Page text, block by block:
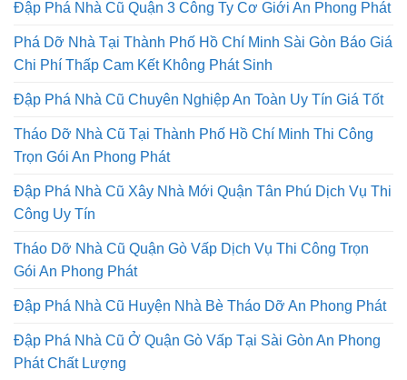
Đập Phá Nhà Cũ Quận 3 Công Ty Cơ Giới An Phong Phát
Phá Dỡ Nhà Tại Thành Phố Hồ Chí Minh Sài Gòn Báo Giá
Chi Phí Thấp Cam Kết Không Phát Sinh
Đập Phá Nhà Cũ Chuyên Nghiệp An Toàn Uy Tín Giá Tốt
Tháo Dỡ Nhà Cũ Tại Thành Phố Hồ Chí Minh Thi Công
Trọn Gói An Phong Phát
Đập Phá Nhà Cũ Xây Nhà Mới Quận Tân Phú Dịch Vụ Thi
Công Uy Tín
Tháo Dỡ Nhà Cũ Quận Gò Vấp Dịch Vụ Thi Công Trọn
Gói An Phong Phát
Đập Phá Nhà Cũ Huyện Nhà Bè Tháo Dỡ An Phong Phát
Đập Phá Nhà Cũ Ở Quận Gò Vấp Tại Sài Gòn An Phong
Phát Chất Lượng